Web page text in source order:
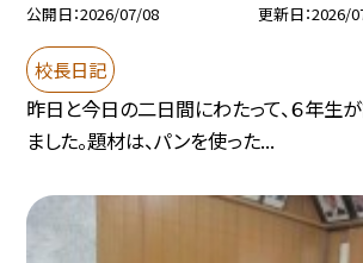
公開日 2026/07/08 更新日 2026/
校長日記
昨日と今日の二日間にわたって、６年生
ました。題材は、パンを使った...